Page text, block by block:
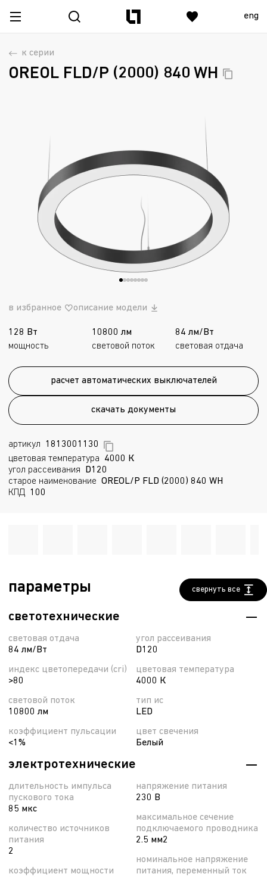
eng
к серии
OREOL FLD/P (2000) 840 WH
в избранное описание модели
128 Вт
мощность
10800 лм
световой поток
84 лм/Вт
световая отдача
расчет автоматических выключателей
скачать документы
артикул
1813001130
цветовая температура
4000 К
угол рассеивания
D120
старое наименование OREOL/P FLD (2000) 840 WH
КПД 100
параметры свернуть все
светотехнические
световая отдача
84 лм/Вт
индекс цветопередачи (cri)
>80
световой поток
10800 лм
коэффициент пульсации
<1%
угол рассеивания
D120
цветовая температура
4000 К
тип ис
LED
цвет свечения
Белый
электротехнические
длительность импульса
пускового тока
85 мкс
количество источников
питания
2
коэффициент мощности
напряжение питания
230 В
максимальное сечение
подключаемого проводника
2.5 мм2
номинальное напряжение
питания, переменный ток